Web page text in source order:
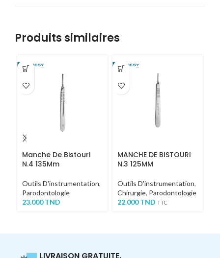
Produits similaires
Manche De Bistouri
N.4 135Mm
Outils D'instrumentation,
Parodontologie
23.000TND
MANCHE DE BISTOURI
N.3 125MM
Outils D'instrumentation,
Chirurgie, Parodontologie
22.000TND TTC